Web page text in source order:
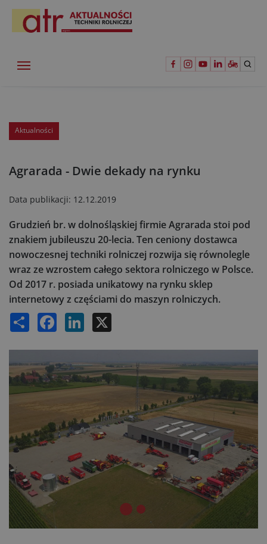
Aktualności
Agrarada - Dwie dekady na rynku
Data publikacji: 12.12.2019
Grudzień br. w dolnośląskiej firmie Agrarada stoi pod
znakiem jubileuszu 20-lecia. Ten ceniony dostawca
nowoczesnej techniki rolniczej rozwija się równolegle
wraz ze wzrostem całego sektora rolniczego w Polsce.
Od 2017 r. posiada unikatowy na rynku sklep
internetowy z częściami do maszyn rolniczych.
Share Facebook LinkedIn